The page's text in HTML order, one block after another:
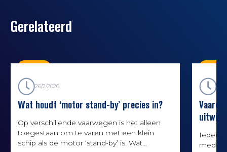
Gerelateerd
26/2/2026
Wat houdt ‘motor stand-by’ precies in?
Op verschillende vaarwegen is het alleen
toegestaan om te varen met een klein
schip als de motor ‘stand-by’ is. Wat
Iedere
media